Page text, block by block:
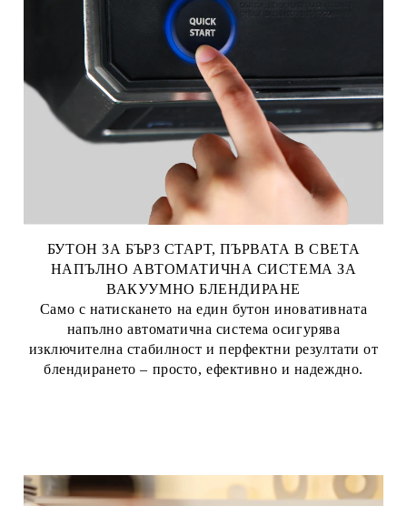
БУТОН ЗА БЪРЗ СТАРТ, ПЪРВАТА В СВЕТА
НАПЪЛНО АВТОМАТИЧНА СИСТЕМА ЗА
ВАКУУМНО БЛЕНДИРАНЕ
Само с натискането на един бутон иновативната
напълно автоматична система осигурява
изключителна стабилност и перфектни резултати от
блендирането – просто, ефективно и надеждно.